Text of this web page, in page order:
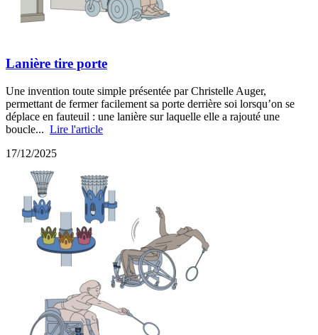
Lanière tire porte
Une invention toute simple présentée par Christelle Auger,
permettant de fermer facilement sa porte derrière soi lorsqu’on se
déplace en fauteuil : une lanière sur laquelle elle a rajouté une
boucle... Lire l'article
17/12/2025